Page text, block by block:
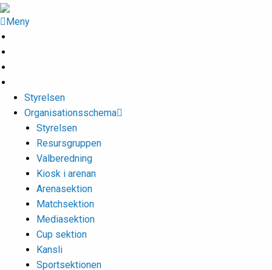
Meny
Styrelsen
Organisationsschema
Styrelsen
Resursgruppen
Valberedning
Kiosk i arenan
Arenasektion
Matchsektion
Mediasektion
Cup sektion
Kansli
Sportsektionen